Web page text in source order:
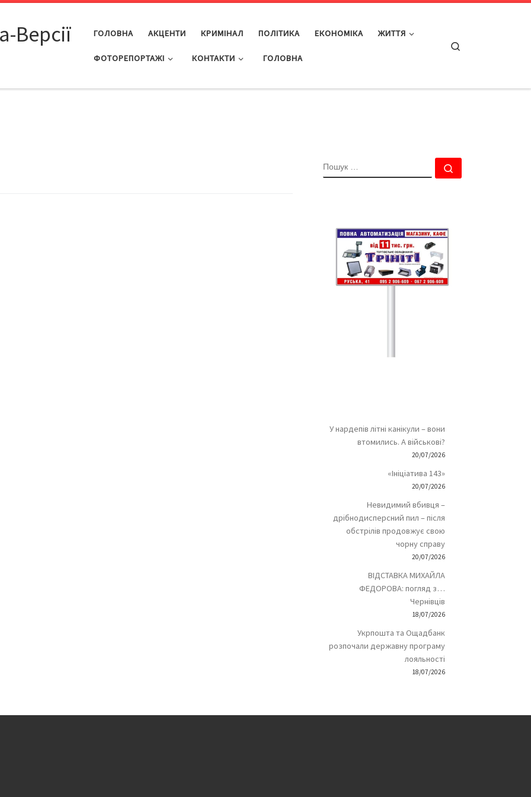
Версії ГОЛОВНА АКЦЕНТИ КРИМІНАЛ ПОЛІТИКА ЕКОНОМІКА ЖИТТЯ
ФОТОРЕПОРТАЖІ КОНТАКТИ ГОЛОВНА
ПОШУК
У нардепів літні канікули – вони
втомились. А військові?
20/07/2026
«Ініціатива 143»
20/07/2026
Невидимий вбивця –
дрібнодисперсний пил – після
обстрілів продовжує свою
чорну справу
20/07/2026
ВІДСТАВКА МИХАЙЛА
ФЕДОРОВА: погляд з…
Чернівців
18/07/2026
Укрпошта та Ощадбанк
розпочали державну програму
лояльності
18/07/2026